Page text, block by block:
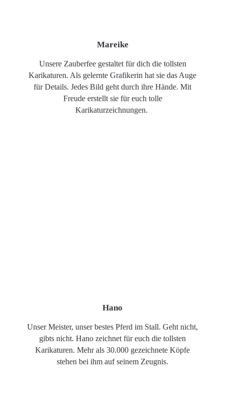
Mareike
Unsere Zauberfee gestaltet für dich die tollsten
Karikaturen. Als gelernte Grafikerin hat sie das Auge
für Details. Jedes Bild geht durch ihre Hände. Mit
Freude erstellt sie für euch tolle
Karikaturzeichnungen.
Hano
Unser Meister, unser bestes Pferd im Stall. Geht nicht,
gibts nicht. Hano zeichnet für euch die tollsten
Karikaturen. Mehr als 30.000 gezeichnete Köpfe
stehen bei ihm auf seinem Zeugnis.